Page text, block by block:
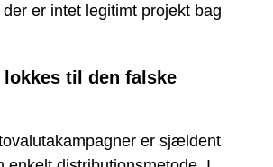
er intet legitimt projekt bag
lokkes til den falske
er sjældent